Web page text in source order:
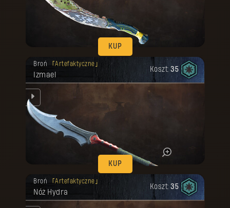
KUP
Broń Artefaktyczne
Izmael
Koszt: 35
KUP
Twoja nagroda została odblokowana.
Broń Artefaktyczne
Nóż Hydra
Koszt: 35
Twoja nagroda została odblokowana.